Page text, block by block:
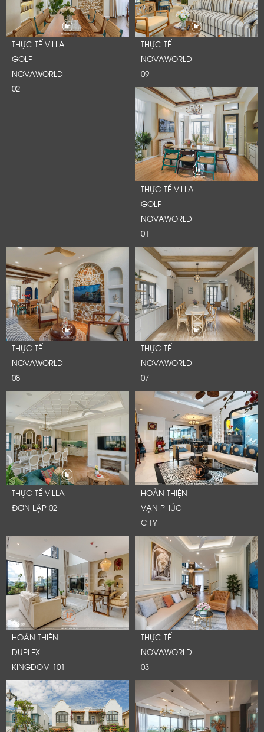
THỰC TẾ VILLA
GOLF
NOVAWORLD
02
THỰC TẾ
NOVAWORLD
09
THỰC TẾ VILLA
GOLF
NOVAWORLD
01
THỰC TẾ
NOVAWORLD
08
THỰC TẾ
NOVAWORLD
07
THỰC TẾ VILLA
ĐƠN LẬP 02
HOÀN THIỆN
VẠN PHÚC
CITY
HOÀN THIÊN
DUPLEX
KINGDOM 101
THỰC TẾ
NOVAWORLD
03